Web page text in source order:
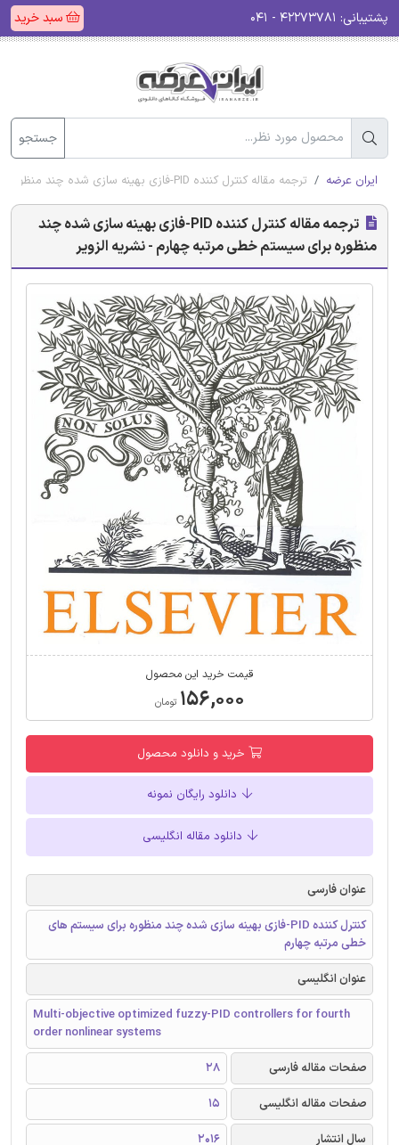
پشتیبانی: سبد خرید
جستجو
ایران عرضه ترجمه مقاله کنترل کننده PID-فازی بهینه سازی شده چند منظوره برای سیستم خطی مرتبه چهارم - نشریه الزویر
ترجمه مقاله کنترل کننده PID-فازی بهینه سازی شده چند
منظوره برای سیستم خطی مرتبه چهارم - نشریه الزویر
قیمت خرید این محصول
۱۵۶,۰۰۰ تومان
خرید و دانلود محصول
دانلود رایگان نمونه
دانلود مقاله انگلیسی
عنوان فارسی
کنترل کننده PID-فازی بهینه سازی شده چند منظوره برای سیستم های
خطی مرتبه چهارم
عنوان انگلیسی
Multi-objective optimized fuzzy-PID controllers for fourth
order nonlinear systems
صفحات مقاله فارسی
28
صفحات مقاله انگلیسی
15
سال انتشار
2016